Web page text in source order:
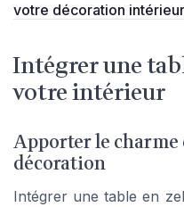
votre décoration
Intégrer une
votre intérieur
Apporter le charme
décoration
Intégrer une table en